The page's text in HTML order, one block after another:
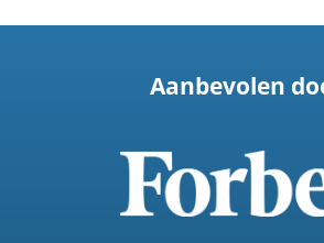
Aanbevolen